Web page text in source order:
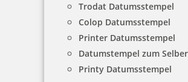
Trodat Datumsstempel
Colop Datumsstempel
Printer Datumsstempel
Datumstempel zum
Printy Datumsstempel
Stempel mit Spruch: Entschuldigung? Wie
denn bitte?